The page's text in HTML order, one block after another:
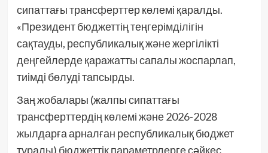
сипаттағы трансферттер көлемі қаралды.
«Президент бюджеттің теңгерімділігін
сақтауды, республикалық және жергілікті
деңгейлерде қаражатты сапалы жоспарлап,
тиімді бөлуді тапсырды.
Заң жобалары (жалпы сипаттағы
трансферттердің көлемі және 2026-2028
жылдарға арналған республикалық бюджет
туралы) бюджеттік параметрлерге сәйкес